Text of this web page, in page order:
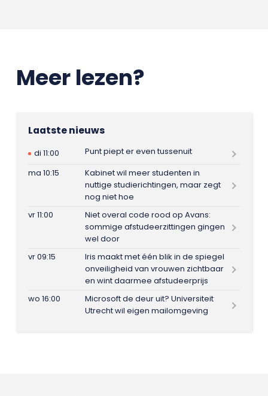
Meer lezen?
Laatste nieuws
di 11:00
Punt piept er even tussenuit
ma 10:15
Kabinet wil meer studenten in
nuttige studierichtingen, maar zegt
nog niet hoe
vr 11:00
Niet overal code rood op Avans:
sommige afstudeerzittingen gingen
wel door
vr 09:15
Iris maakt met één blik in de spiegel
onveiligheid van vrouwen zichtbaar
en wint daarmee afstudeerprijs
wo 16:00
Microsoft de deur uit? Universiteit
Utrecht wil eigen mailomgeving